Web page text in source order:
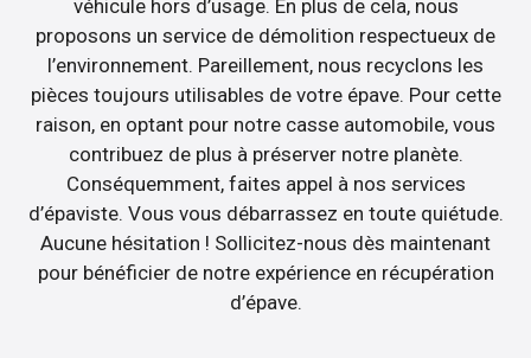
véhicule hors d’usage. En plus de cela, nous
proposons un service de démolition respectueux de
l’environnement. Pareillement, nous recyclons les
pièces toujours utilisables de votre épave. Pour cette
raison, en optant pour notre casse automobile, vous
contribuez de plus à préserver notre planète.
Conséquemment, faites appel à nos services
d’épaviste. Vous vous débarrassez en toute quiétude.
Aucune hésitation ! Sollicitez-nous dès maintenant
pour bénéficier de notre expérience en récupération
d’épave.